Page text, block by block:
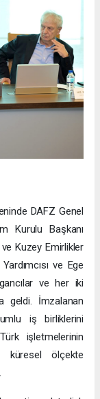
DAFZ Genel
Kurulu Başkanı
ve Kuzey Emirlikler
ve Ege
ve her iki
geldi. İmzalanan
iş birliklerini
işletmelerinin
küresel ölçekte